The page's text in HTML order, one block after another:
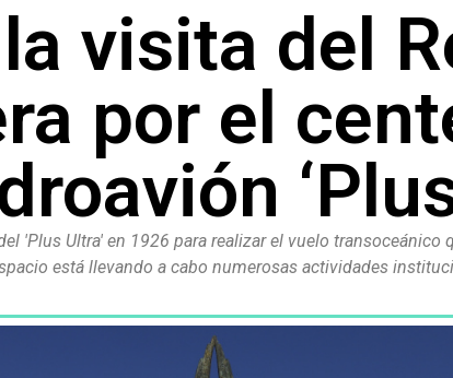
visita del
por el
'Plus Ultra' en 1926 para realizar el vuelo transoceánico
está llevando a cabo numerosas actividades